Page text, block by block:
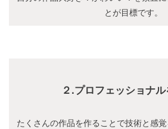
とが目標です。
２.プロフェッショナ
たくさんの作品を作ることで技術と感